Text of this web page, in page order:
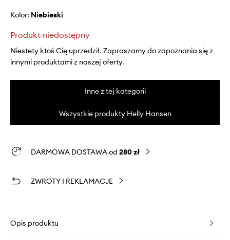
Kolor: niebieski
Produkt niedostępny
Niestety ktoś Cię uprzedził. Zapraszamy do zapoznania się z
innymi produktami z naszej oferty.
Inne z tej kategorii
Wszystkie produkty Helly Hansen
DARMOWA DOSTAWA od 280 zł
ZWROTY I REKLAMACJE
Opis produktu